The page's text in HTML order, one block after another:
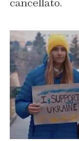
cancellato.